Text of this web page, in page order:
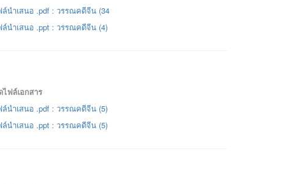
นำเสนอ .pdf : วรรณคดีจีน (34
นำเสนอ .ppt : วรรณคดีจีน (4)
ฟล์เอกสาร
นำเสนอ .pdf : วรรณคดีจีน (5)
นำเสนอ .ppt : วรรณคดีจีน (5)